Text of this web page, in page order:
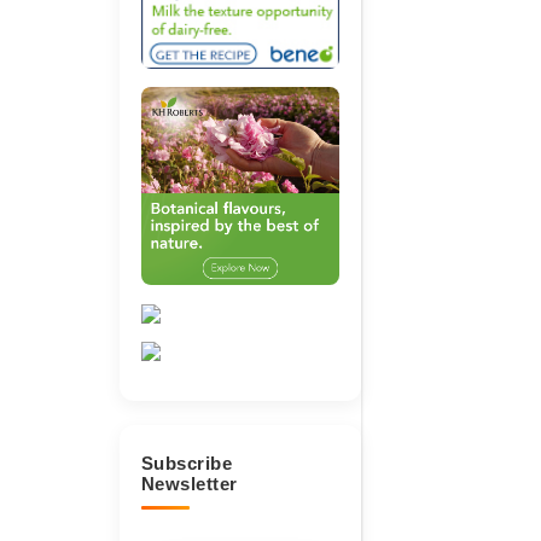
Subscribe
Newsletter